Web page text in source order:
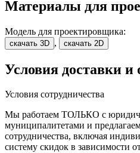
Материалы для
Модель для проектировщика:
скачать 3D , скачать 2D
Условия доставки и
Условия сотрудничества
Мы работаем ТОЛЬКО с
муниципалитетами и
сотрудничества, включая
систему скидок в зависимости